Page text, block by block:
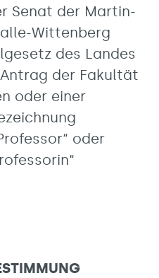
Senat der Martin-
Wittenberg
des Landes
der Fakultät
oder einer
oder